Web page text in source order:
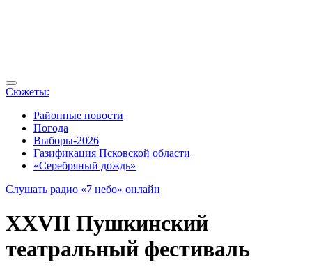
Сюжеты:
Районные новости
Погода
Выборы-2026
Газификация Псковской области
«Серебряный дождь»
Слушать радио «7 небо» онлайн
XXVII Пушкинский
театральный фестиваль